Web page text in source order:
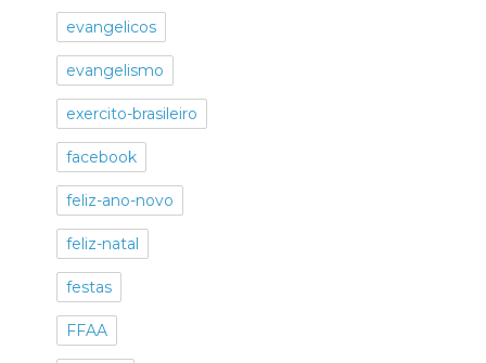
evangelicos
evangelismo
exercito-brasileiro
facebook
feliz-ano-novo
feliz-natal
festas
FFAA